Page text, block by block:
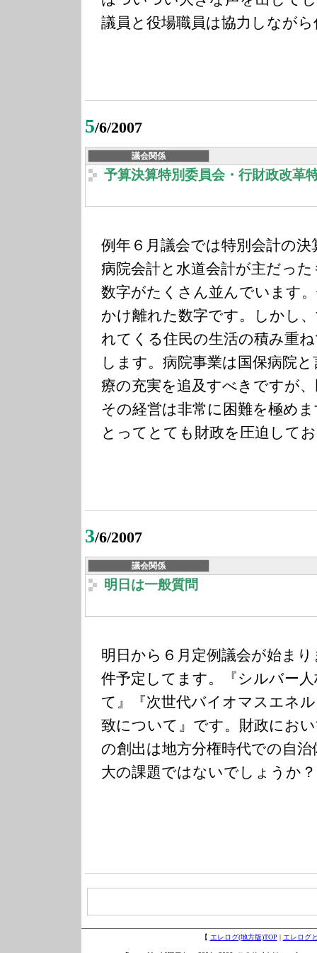
議員と役場職員は協力しなが
5/6/2007
議会関係
予算決算特別委員会・行財政改革
例年６月議会では特別会計の
病院会計と水道会計が主だっ
数字がたくさん並んでいます
かけ離れた数字です。しかし
れてくる住民の生活の積み重
します。病院事業は国保病院
療の充実を追及すべきですが
その経営は非常に困難を極め
とってとても財政を圧迫して
3/6/2007
議会関係
明日は一般質問
明日から６月定例議会が始ま
件予定してます。『シルバー
て』『次世代バイオマスエネ
致について』です。財政にお
の創出は地方分権時代での自
大の課題ではないでしょうか？
【 エレログ(地方版)TOP | エレログ